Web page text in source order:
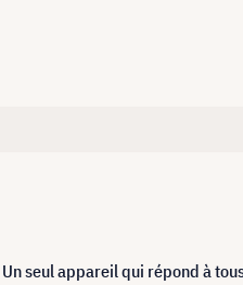
seul appareil qui répond à